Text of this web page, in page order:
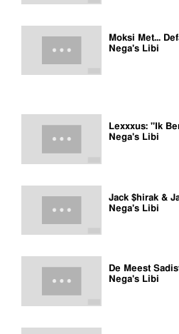
Moksi Met...
Nega's Libi
Lexxxus: "Ik
Nega's Libi
Jack $hirak &
Nega's Libi
De Meest
Nega's Libi